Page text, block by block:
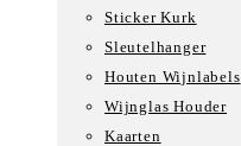
Sticker Kurk
Sleutelhanger
Houten Wijnlabels
Wijnglas Houder
Kaarten